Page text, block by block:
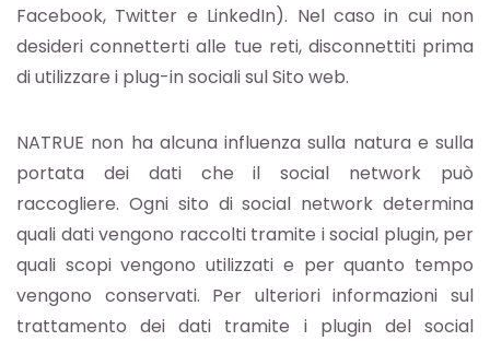
Facebook, Twitter e LinkedIn). Nel caso in cui non
desideri connetterti alle tue reti, disconnettiti prima
di utilizzare i plug-in sociali sul Sito web.
NATRUE non ha alcuna influenza sulla natura e sulla
portata dei dati che il social network può
raccogliere. Ogni sito di social network determina
quali dati vengono raccolti tramite i social plugin, per
quali scopi vengono utilizzati e per quanto tempo
vengono conservati. Per ulteriori informazioni sul
trattamento dei dati tramite i plugin del social